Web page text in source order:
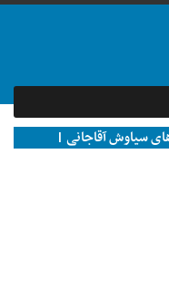
سیاوش آقاجانی |